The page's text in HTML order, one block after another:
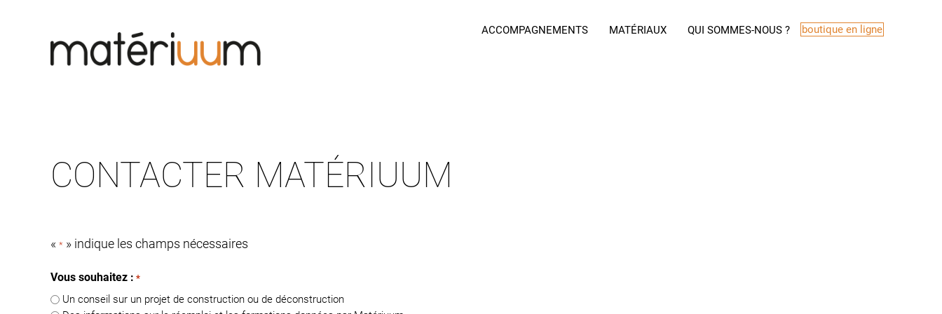
ACCOMPAGNEMENTS MATÉRIAUX QUI SOMMES-NOUS ? boutique en ligne
to
content
CONTACTER MATÉRIUUM
« * » indique les champs nécessaires
Vous souhaitez : *
Un conseil sur un projet de construction ou de déconstruction